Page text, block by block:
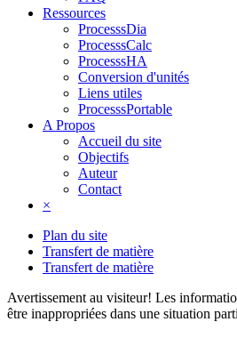
Ressources
ProcesssDia
ProcesssCalc
ProcesssHA
Conversion d'unités
Liens utiles
ProcesssPortable
A Propos
Accueil du site
Objectifs
Auteur
Contact
×
Plan du site
Transfert de matière
Transfert de matière
Avertissement au visiteur! Les
être inappropriées dans une situation